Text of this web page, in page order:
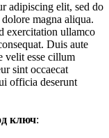
adipiscing elit, sed do
magna aliqua.
exercitation ullamco
Duis aute
velit esse cillum
sint occaecat
officia deserunt
ключ: